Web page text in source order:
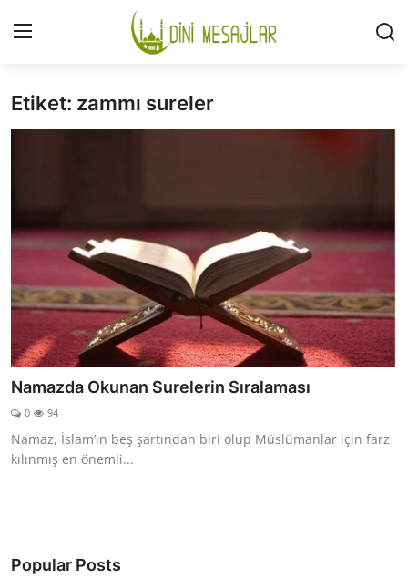
Giriş Kayıt Ol
HAKKIMIZDA
DESTEKLİYORUM
SURELER
NAMAZ
DUALAR
KİMDİR?
KISSADAN HİSSE
Etiket: zammı sureler
Namazda Okunan Surelerin Sıralaması
0 94
Namaz, İslam’ın beş şartından biri olup Müslümanlar için farz
kılınmış en önemli...
Popular Posts